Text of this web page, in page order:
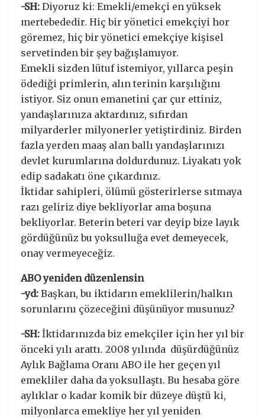
-SH: Diyoruz ki: Emekli/emekçi en yüksek
mertebededir. Hiç bir yönetici emekçiyi hor
göremez, hiç bir yönetici emekçiye kişisel
servetinden bir şey bağışlamıyor.
Emekli sizden lütuf istemiyor, yıllarca peşin
ödediği primlerin, alın terinin karşılığını
istiyor. Siz onun emanetini çar çur ettiniz,
yandaşlarınıza aktardınız, sıfırdan
milyarderler milyonerler yetiştirdiniz. Birden
fazla yerden maaş alan ballı yandaşlarınızı
devlet kurumlarına doldurdunuz. Liyakatı yok
edip sadakatı öne çıkardınız.
İktidar sahipleri, ölümü gösterirlerse sıtmaya
razı geliriz diye bekliyorlar ama boşuna
bekliyorlar. Beterin beteri var deyip bize layık
gördüğünüz bu yoksulluğa evet demeyecek,
onay vermeyeceğiz.
ABO yeniden düzenlensin
-yd: Başkan, bu iktidarın emeklilerin/halkın
sorunlarını çözeceğini düşünüyor musunuz?
-SH: İktidarınızda biz emekçiler için her yıl bir
önceki yılı arattı. 2008 yılında düşürdüğünüz
Aylık Bağlama Oranı ABO ile her geçen yıl
emekliler daha da yoksullaştı. Bu hesaba göre
aylıklar o kadar komik bir düzeye düştü ki,
milyonlarca emekliye her yıl yeniden